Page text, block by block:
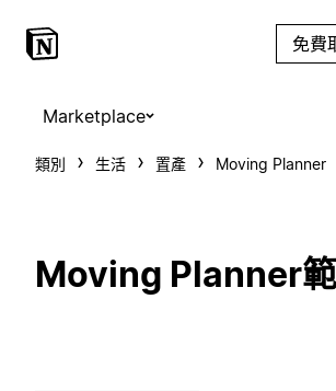
免費
Marketplace
類別 生活 置產 Moving Planner
Moving Planner